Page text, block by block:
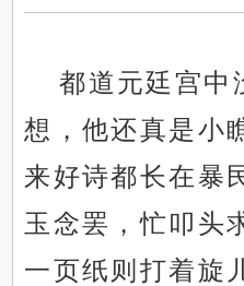
都道元廷宫中
想，他还真是小
来好诗都长在暴
玉念罢，忙叩头
一页纸则打着旋